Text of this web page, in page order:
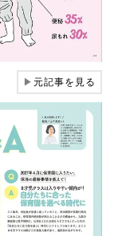
▶元記事を見る